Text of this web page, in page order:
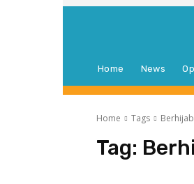
Home News
Home Tags Berhijab
Tag: